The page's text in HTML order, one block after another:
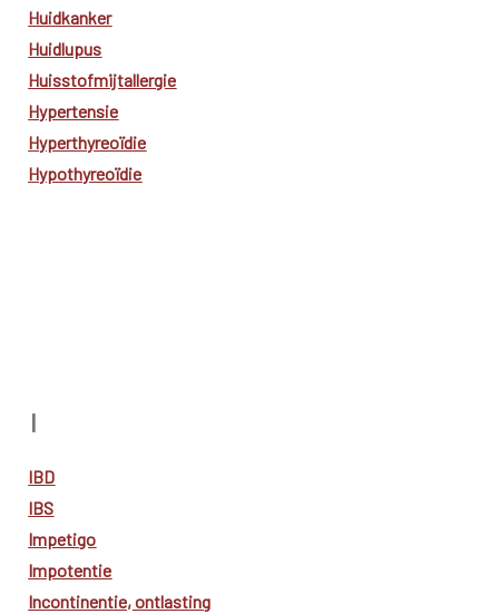
Huidkanker
Huidlupus
Huisstofmijtallergie
Hypertensie
Hyperthyreoïdie
Hypothyreoïdie
I
IBD
IBS
Impetigo
Impotentie
Incontinentie, ontlasting